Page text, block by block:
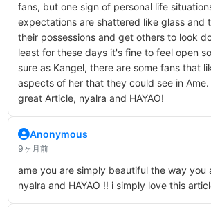
fans, but one sign of personal life
expectations are shattered like glass and
their possessions and get others to look
least for these days it's fine to feel open
sure as Kangel, there are some fans that
aspects of her that they could see in
great Article, nyalra and HAYAO!
Anonymous
9ヶ月前
ame you are simply beautiful the way you
nyalra and HAYAO !! i simply love this